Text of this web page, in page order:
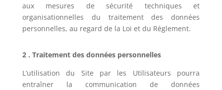
aux mesures de sécurité techniques et
organisationnelles du traitement des données
personnelles, au regard de la Loi et du Règlement.
2 . Traitement des données personnelles
L’utilisation du Site par les Utilisateurs pourra
entraîner la communication de données